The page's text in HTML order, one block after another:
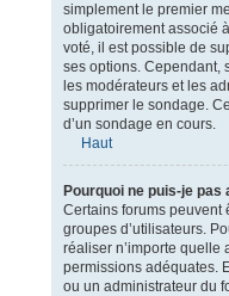
simplement le premier
obligatoirement associé
voté, il est possible de
ses options. Cependant,
les modérateurs et les
supprimer le sondage.
d’un sondage en cours.
Haut
Pourquoi ne puis-je
Certains forums peuvent
groupes d’utilisateurs.
réaliser n’importe quelle
permissions adéquates.
ou un administrateur du